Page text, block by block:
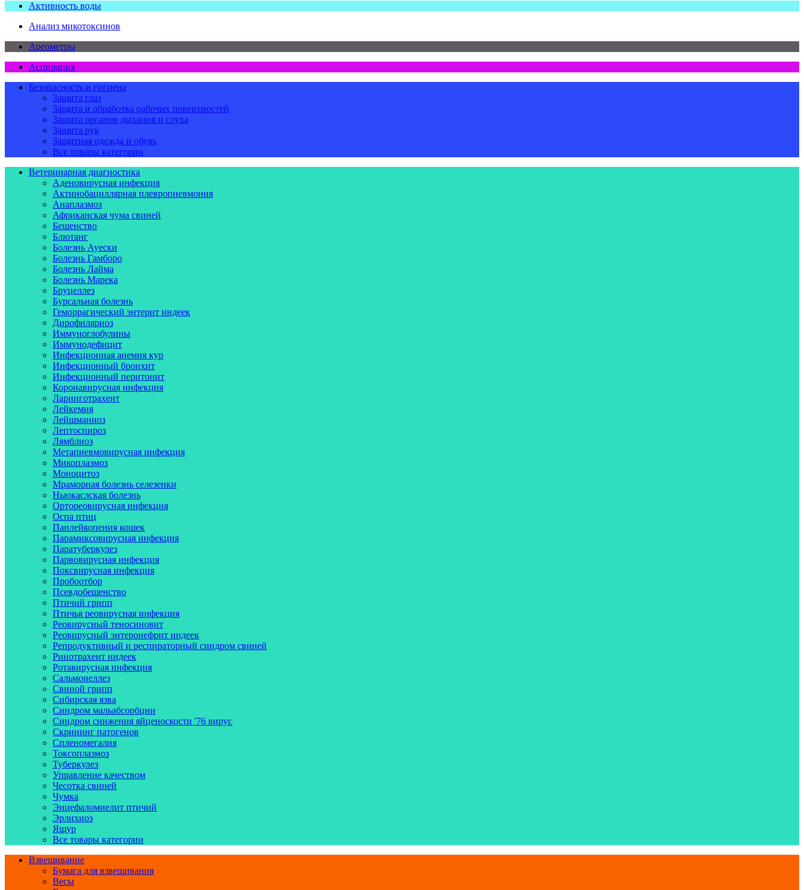
Активность воды
Анализ микотоксинов
Ареометры
Аспирация
Безопасность и гигиена
Защита глаз
Защита и обработка рабочих поверхностей
Защита органов дыхания и слуха
Защита рук
Защитная одежда и обувь
Все товары категории
Ветеринарная диагностика
Аденовирусная инфекция
Актинобациллярная плевропневмония
Анаплазмоз
Африканская чума свиней
Бешенство
Блютанг
Болезнь Ауески
Болезнь Гамборо
Болезнь Лайма
Болезнь Марека
Бруцеллез
Бурсальная болезнь
Геморрагический энтерит индеек
Дирофиляриоз
Иммуноглобулины
Иммунодефицит
Инфекционная анемия кур
Инфекционный бронхит
Инфекционный перитонит
Коронавирусная инфекция
Ларинготрахеит
Лейкемия
Лейшманиоз
Лептоспироз
Лямблиоз
Метапневмовирусная инфекция
Микоплазмоз
Моноцитоз
Мраморная болезнь селезенки
Ньюкаслская болезнь
Ортореовирусная инфекция
Оспа птиц
Панлейкопения кошек
Парамиксовирусная инфекция
Паратуберкулез
Парвовирусная инфекция
Поксвирусная инфекция
Пробоотбор
Псевдобешенство
Птичий грипп
Птичья реовирусная инфекция
Реовирусный теносиновит
Реовирусный энтеронефрит индеек
Репродуктивный и респираторный синдром свиней
Ринотрахеит индеек
Ротавирусная инфекция
Сальмонеллез
Свиной грипп
Сибирская язва
Синдром мальабсорбции
Синдром снижения яйценоскости '76 вирус
Скрининг патогенов
Спленомегалия
Токсоплазмоз
Туберкулез
Управление качеством
Чесотка свиней
Чумка
Энцефаломиелит птичий
Эрлихиоз
Ящур
Все товары категории
Взвешивание
Бумага для взвешивания
Весы